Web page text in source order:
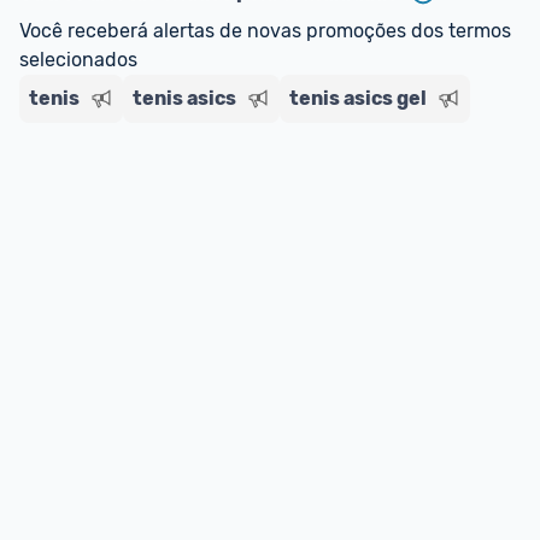
Entrega Expressa: A partir de 2 dias úteis.*
*Confira aqui
Você receberá alertas de novas promoções dos termos
selecionados
tenis
tenis asics tenis asics gel